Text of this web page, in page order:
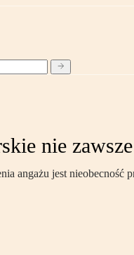
nie
angażu jest